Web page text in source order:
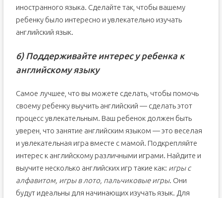
иностранного языка. Сделайте так, чтобы вашему
ребенку было интересно и увлекательно изучать
английский язык.
6) Поддерживайте интерес у ребенка к
английскому языку
Самое лучшее, что вы можете сделать, чтобы помочь
своему ребенку выучить английский — сделать этот
процесс увлекательным. Ваш ребенок должен быть
уверен, что занятие английским языком — это веселая
и увлекательная игра вместе с мамой. Подкрепляйте
интерес к английскому различными играми. Найдите и
выучите несколько английских игр такие как: игры с
алфавитом, игры в лото, пальчиковые игры. Они
будут идеальны для начинающих изучать язык. Для